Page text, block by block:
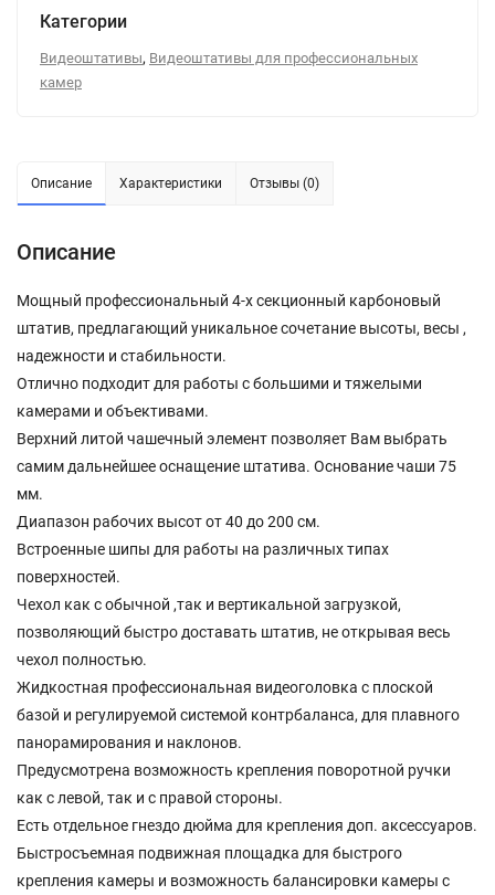
Категории
Видеоштативы, Видеоштативы для профессиональных
камер
Описание Характеристики Отзывы (0)
Описание
Мощный профессиональный 4-х секционный карбоновый
штатив, предлагающий уникальное сочетание высоты, весы ,
надежности и стабильности.
Отлично подходит для работы с большими и тяжелыми
камерами и объективами.
Верхний литой чашечный элемент позволяет Вам выбрать
самим дальнейшее оснащение штатива. Основание чаши 75
мм.
Диапазон рабочих высот от 40 до 200 см.
Встроенные шипы для работы на различных типах
поверхностей.
Чехол как с обычной ,так и вертикальной загрузкой,
позволяющий быстро доставать штатив, не открывая весь
чехол полностью.
Жидкостная профессиональная видеоголовка с плоской
базой и регулируемой системой контрбаланса, для плавного
панорамирования и наклонов.
Предусмотрена возможность крепления поворотной ручки
как с левой, так и с правой стороны.
Есть отдельное гнездо дюйма для крепления доп. аксессуаров.
Быстросъемная подвижная площадка для быстрого
крепления камеры и возможность балансировки камеры с